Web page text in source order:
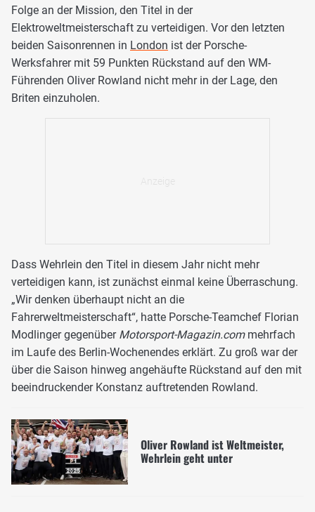
Folge an der Mission, den Titel in der
Elektroweltmeisterschaft zu verteidigen. Vor den letzten
beiden Saisonrennen in London ist der Porsche-
Werksfahrer mit 59 Punkten Rückstand auf den WM-
Führenden Oliver Rowland nicht mehr in der Lage, den
Briten einzuholen.
Dass Wehrlein den Titel in diesem Jahr nicht mehr
verteidigen kann, ist zunächst einmal keine Überraschung.
„Wir denken überhaupt nicht an die
Fahrerweltmeisterschaft“, hatte Porsche-Teamchef Florian
Modlinger gegenüber Motorsport-Magazin.commehrfach
im Laufe des Berlin-Wochenendes erklärt. Zu groß war der
über die Saison hinweg angehäufte Rückstand auf den mit
beeindruckender Konstanz auftretenden Rowland.
Oliver Rowland ist Weltmeister,
Wehrlein geht unter